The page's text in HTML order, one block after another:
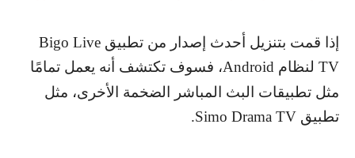
إذا قمت بتنزيل أحدث إصدار من تطبيق Bigo Live
TV لنظام Android، فسوف تكتشف أنه يعمل تمامًا
مثل تطبيقات البث المباشر الضخمة الأخرى، مثل
تطبيق Simo Drama TV
.